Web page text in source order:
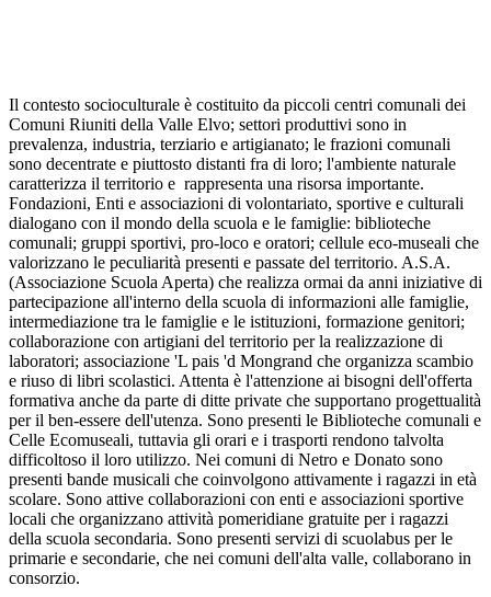
Il contesto socioculturale è costituito da piccoli centri comunali dei
Comuni Riuniti della Valle Elvo; settori produttivi sono in
prevalenza, industria, terziario e artigianato; le frazioni comunali
sono decentrate e piuttosto distanti fra di loro; l'ambiente naturale
caratterizza il territorio e rappresenta una risorsa importante.
Fondazioni, Enti e associazioni di volontariato, sportive e culturali
dialogano con il mondo della scuola e le famiglie: biblioteche
comunali; gruppi sportivi, pro-loco e oratori; cellule eco-museali che
valorizzano le peculiarità presenti e passate del territorio. A.S.A.
(Associazione Scuola Aperta) che realizza ormai da anni iniziative di
partecipazione all'interno della scuola di informazioni alle famiglie,
intermediazione tra le famiglie e le istituzioni, formazione genitori;
collaborazione con artigiani del territorio per la realizzazione di
laboratori; associazione 'L pais 'd Mongrand che organizza scambio
e riuso di libri scolastici. Attenta è l'attenzione ai bisogni dell'offerta
formativa anche da parte di ditte private che supportano progettualità
per il ben-essere dell'utenza. Sono presenti le Biblioteche comunali e
Celle Ecomuseali, tuttavia gli orari e i trasporti rendono talvolta
difficoltoso il loro utilizzo. Nei comuni di Netro e Donato sono
presenti bande musicali che coinvolgono attivamente i ragazzi in età
scolare. Sono attive collaborazioni con enti e associazioni sportive
locali che organizzano attività pomeridiane gratuite per i ragazzi
della scuola secondaria. Sono presenti servizi di scuolabus per le
primarie e secondarie, che nei comuni dell'alta valle, collaborano in
consorzio.